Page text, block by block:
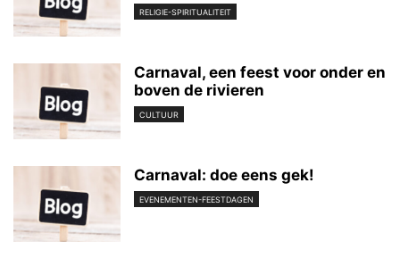
RELIGIE-SPIRITUALITEIT
Carnaval, een feest voor onder en
boven de rivieren
CULTUUR
Carnaval: doe eens gek!
EVENEMENTEN-FEESTDAGEN